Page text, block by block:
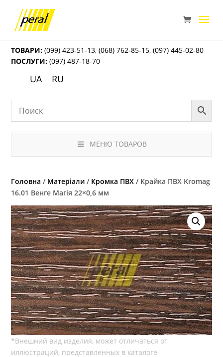
ТОВАРИ: (099) 423-51-13,(068) 762-85-15,(097) 445-02-80
ПОСЛУГИ: (097) 487-18-70
UA RU
МЕНЮ ТОВАРОВ
Головна / Матеріали / Кромка ПВХ / Крайка ПВХ Kromag
16.01 Венге Магія 22×0,6 мм